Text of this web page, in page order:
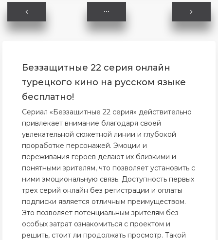
Беззащитные 22 серия онлайн
турецкого кино на русском языке
бесплатно!
Сериал «Беззащитные 22 серия» действительно
привлекает внимание благодаря своей
увлекательной сюжетной линии и глубокой
проработке персонажей. Эмоции и
переживания героев делают их близкими и
понятными зрителям, что позволяет установить с
ними эмоциональную связь. Доступность первых
трех серий онлайн без регистрации и оплаты
подписки является отличным преимуществом.
Это позволяет потенциальным зрителям без
особых затрат ознакомиться с проектом и
решить, стоит ли продолжать просмотр. Такой